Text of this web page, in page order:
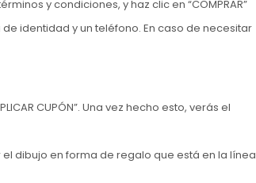
y condiciones, y haz clic en “COMPRAR”
identidad y un teléfono. En caso de necesitar
CUPÓN”. Una vez hecho esto, verás el
dibujo en forma de regalo que está en la línea